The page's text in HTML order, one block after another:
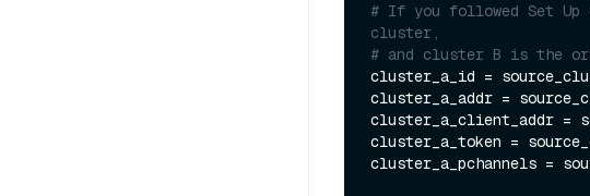
# If you followed Set
cluster,
# and cluster B is the
cluster_a_id =
cluster_a_addr =
cluster_a_client_addr =
cluster_a_token =
cluster_a_pchannels =